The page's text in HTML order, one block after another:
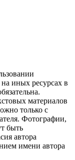
иных ресурсах в
материалов
только с
Фотографии,
быть
автора
имени автора